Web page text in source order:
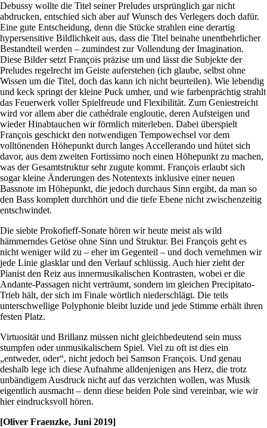
Debussy wollte die Titel seiner Preludes ursprünglich gar nicht
abdrucken, entschied sich aber auf Wunsch des Verlegers doch dafür.
Eine gute Entscheidung, denn die Stücke strahlen eine derartig
hypersensitive Bildlichkeit aus, dass die Titel beinahe unentbehrlicher
Bestandteil werden – zumindest zur Vollendung der Imagination.
Diese Bilder setzt François präzise um und lässt die Subjekte der
Preludes regelrecht im Geiste auferstehen (ich glaube, selbst ohne
Wissen um die Titel, doch das kann ich nicht beurteilen). Wie lebendig
und keck springt der kleine Puck umher, und wie farbenprächtig strahlt
das Feuerwerk voller Spielfreude und Flexibilität. Zum Geniestreicht
wird vor allem aber die cathédrale engloutie, deren Aufsteigen und
wieder Hinabtauchen wir förmlich miterleben. Dabei überspielt
François geschickt den notwendigen Tempowechsel vor dem
volltönenden Höhepunkt durch langes Accellerando und hütet sich
davor, aus dem zweiten Fortissimo noch einen Höhepunkt zu machen,
was der Gesamtstruktur sehr zugute kommt. François erlaubt sich
sogar kleine Änderungen des Notentexts inklusive einer neuen
Bassnote im Höhepunkt, die jedoch durchaus Sinn ergibt, da man so
den Bass komplett durchhört und die tiefe Ebene nicht zwischenzeitig
entschwindet.
Die siebte Prokofieff-Sonate hören wir heute meist als wild
hämmerndes Getöse ohne Sinn und Struktur. Bei François geht es
nicht weniger wild zu – eher im Gegenteil – und doch vernehmen wir
jede Linie glasklar und den Verlauf schlüssig. Auch hier zieht der
Pianist den Reiz aus innermusikalischen Kontrasten, wobei er die
Andante-Passagen nicht verträumt, sondern im gleichen Precipitato-
Trieb hält, der sich im Finale wörtlich niederschlägt. Die teils
unterschwellige Polyphonie bleibt luzide und jede Stimme erhält ihren
festen Platz.
Virtuosität und Brillanz müssen nicht gleichbedeutend sein muss
stumpfen oder unmusikalischem Spiel. Viel zu oft ist dies ein
„entweder, oder“, nicht jedoch bei Samson François. Und genau
deshalb lege ich diese Aufnahme alldenjenigen ans Herz, die trotz
unbändigem Ausdruck nicht auf das verzichten wollen, was Musik
eigentlich ausmacht – denn diese beiden Pole sind vereinbar, wie wir
hier eindrucksvoll hören.
[Oliver Fraenzke, Juni 2019]